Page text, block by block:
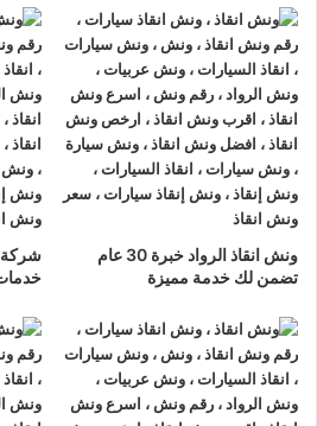
و مجهز بأحدث المعدات وأحدث وسائل
ونش انقاذ سيارات
ما يميزنا عن غيرنا انفرادنا بتقديم
عام 2002 على الطرق السريعة بكافة
لبناء جسور من الثقة المتبادلة بين
السيارات
سحب السياراتمن
اسرعونش انقاذ
ونش انقاذ سيارات الاميرية لدينا ونش
حديثة و مجهزة لـسحب السيارات من
ونش انقاذ سياراتيرجي الاتصال بنا
ونش انقاذ الرواد خبرة 30 عام
تضمن لك خدمة مميزة
شركة